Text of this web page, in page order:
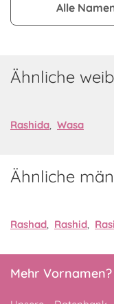
Alle
Ähnliche
Rashida, Wasa
Ähnliche
Rashad, Rashid,
Mehr Vornamen?